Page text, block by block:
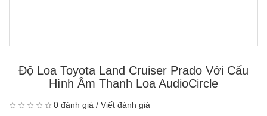
Độ Loa Toyota Land Cruiser Prado Với Cấu
Hình Âm Thanh Loa AudioCircle
0 đánh giá / Viết đánh giá